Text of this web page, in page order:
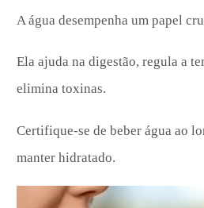
A água desempenha um papel
Ela ajuda na digestão, regula a
elimina toxinas.
Certifique-se de beber água ao
manter hidratado.